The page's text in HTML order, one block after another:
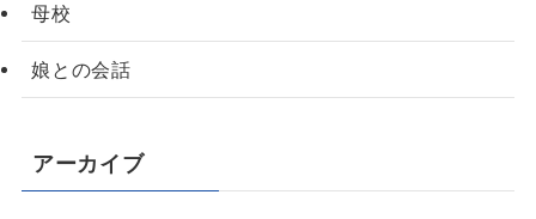
母校
娘との会話
アーカイブ